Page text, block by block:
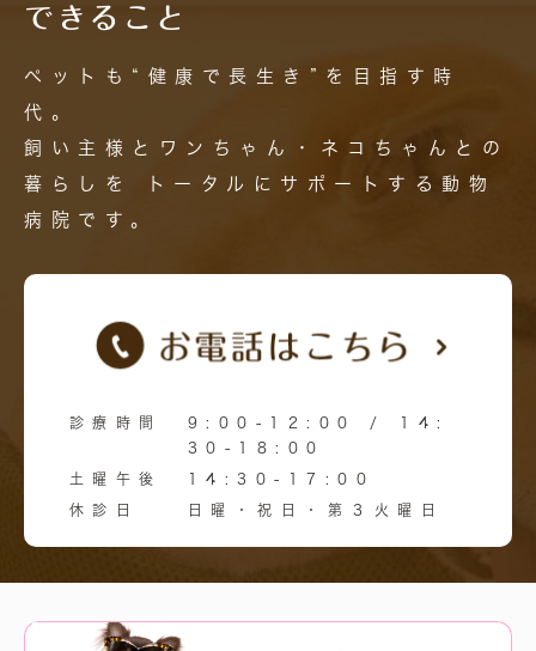
できること
ペットも“健康で長生き”を目指す時
代。
飼い主様とワンちゃん・ネコちゃんとの
暮らしを
トータルにサポートする動物
病院です。
診療時間
9:00-12:00 / 14:
30-18:00
土曜午後 14:30-17:00
休診日 日曜・祝日・第３火曜日